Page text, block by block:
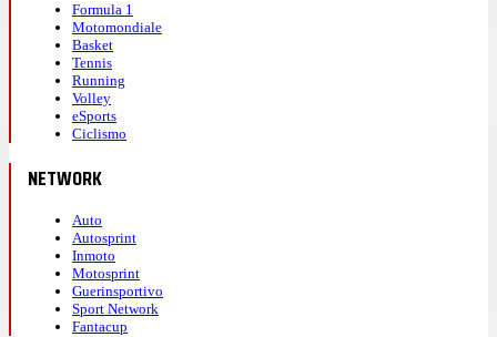
Formula 1
Motomondiale
Basket
Tennis
Running
Volley
eSports
Ciclismo
NETWORK
Auto
Autosprint
Inmoto
Motosprint
Guerinsportivo
Sport Network
Fantacup